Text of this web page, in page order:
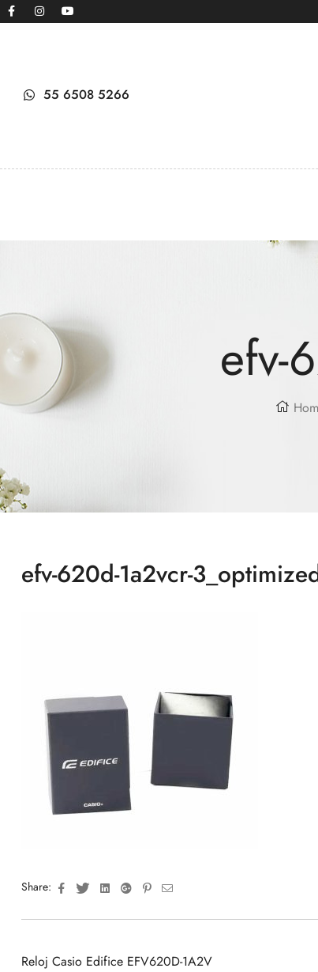
55 6508 5266
efv-
efv-620d-1a2vcr-
Share: FacebookTwitterLinkedinGoogle+Pinterest
Email
Reloj Casio Edifice EFV620D-1A2V